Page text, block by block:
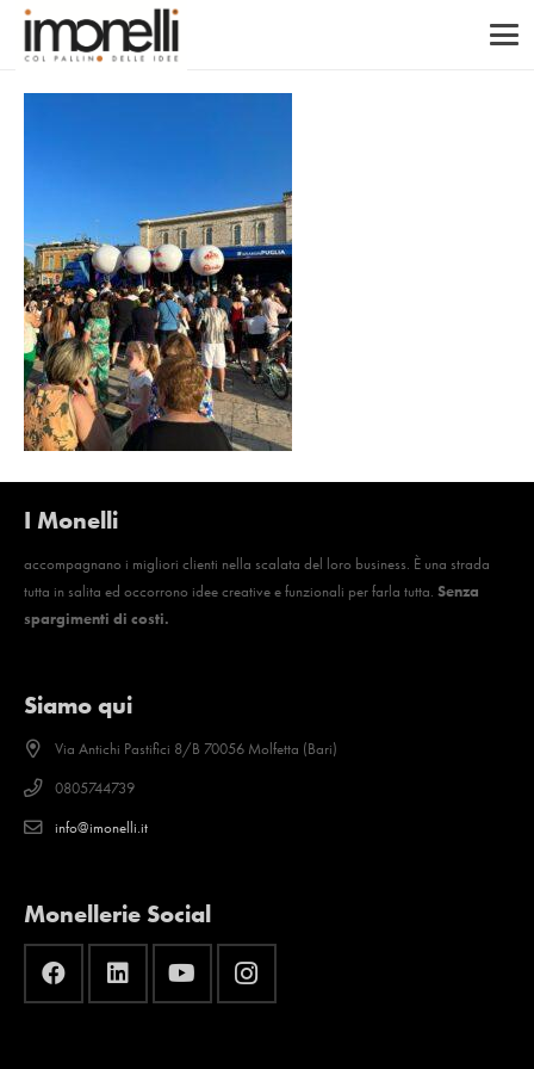
I Monelli
accompagnano i migliori clienti nella scalata del loro business. È una strada
tutta in salita ed occorrono idee creative e funzionali per farla tutta. Senza
spargimenti di costi.
Siamo qui
Via Antichi Pastifici 8/B 70056 Molfetta (Bari)
0805744739
info@imonelli.it
Monellerie Social